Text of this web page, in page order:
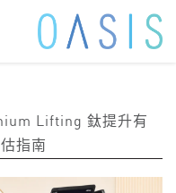
Lifting 鈦提升有
指南